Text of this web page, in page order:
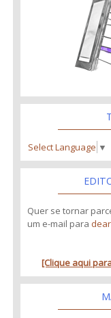
Select Language ▼
Quer se tornar
um e-mail para
[Clique aqui